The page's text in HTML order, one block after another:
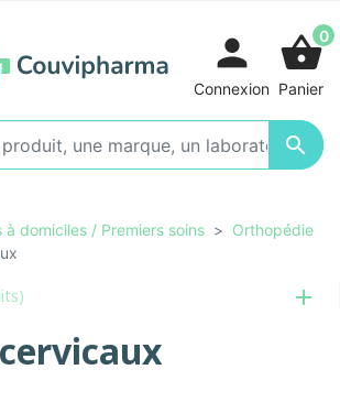

person
Connexion
shopping_basket0
Panier
à domiciles / Premiers soins
Orthopédie